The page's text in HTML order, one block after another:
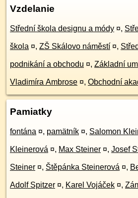
Vzdelanie
Střední škola designu a módy ¤,
škola ¤, ZŠ Skálovo náměstí ¤,
podnikání a obchodu ¤, Základní
Vladimíra Ambrose ¤, Obchodní
Pamiatky
fontána ¤, pamätník ¤, Salomon
Kleinerová ¤, Max Steiner ¤, Josef
Steiner ¤, Štěpánka Steinerová ¤,
Adolf Spitzer ¤, Karel Vojáček ¤,